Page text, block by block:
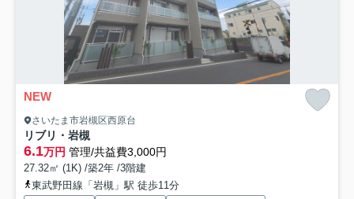
NEW
さいたま市岩槻区西原台
リブリ・岩槻
6.1万円 管理/共益費3,000円
27.32㎡ (1K) /築2年 /3階建
東武野田線「岩槻」駅 徒歩11分